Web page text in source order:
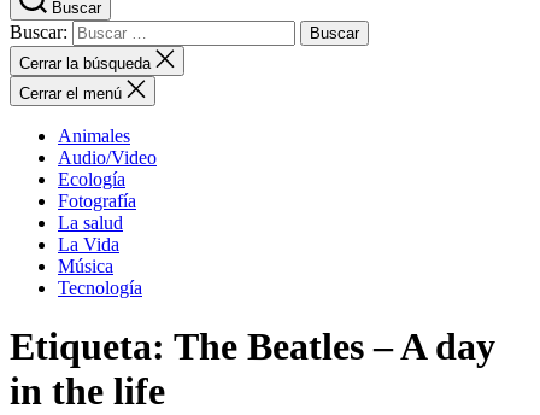
Buscar
Buscar:
Cerrar la búsqueda
Cerrar el menú
Animales
Audio/Video
Ecología
Fotografía
La salud
La Vida
Música
Tecnología
Etiqueta: The Beatles – A day
in the life